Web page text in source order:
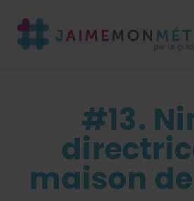
#13.
maison